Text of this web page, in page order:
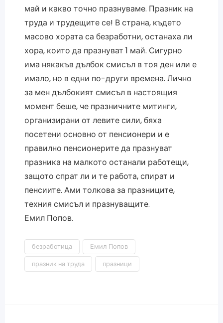
май и какво точно празнуваме. Празник на
труда и трудещите се! В страна, където
масово хората са безработни, останаха ли
хора, които да празнуват 1 май. Сигурно
има някакъв дълбок смисъл в тоя ден или е
имало, но в едни по-други времена. Лично
за мен дълбокият смисъл в настоящия
момент беше, че празничните митинги,
организирани от левите сили, бяха
посетени основно от пенсионери и е
правилно пенсионерите да празнуват
празника на малкото останали работещи,
защото спрат ли и те работа, спират и
пенсиите. Ами толкова за празниците,
техния смисъл и празнуващите.
Емил Попов.
безработица Емил Попов
празник на труда празници